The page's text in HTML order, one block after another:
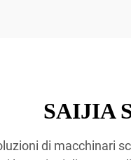
SAIJIA
di macchinari